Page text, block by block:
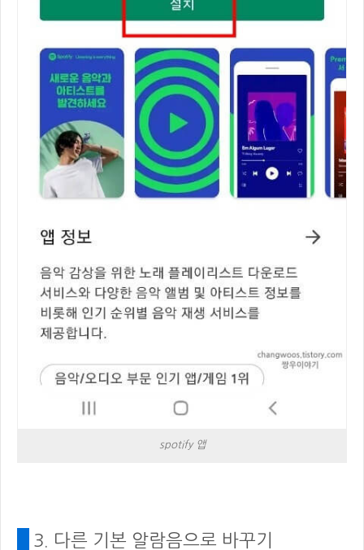
spotify 앱
3. 다른 기본 알람음으로 바꾸기